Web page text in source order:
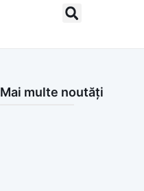
Mai multe noutăți